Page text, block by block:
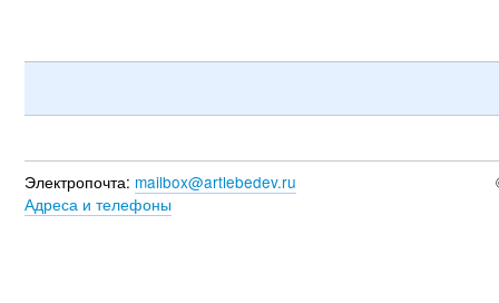
Электропочта: mailbox@artlebedev.ru
Адреса и телефоны